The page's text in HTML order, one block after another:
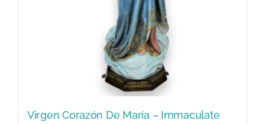
Virgen Corazón De María – Immaculate